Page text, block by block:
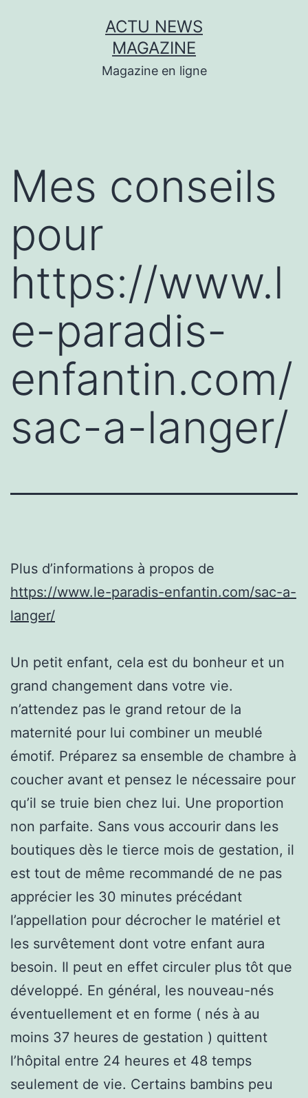
ACTU NEWS
MAGAZINE
Magazine en ligne
Mes conseils
pour
https://www.l
e-paradis-
enfantin.com/
sac-a-langer/
Plus d’informations à propos de
https://www.le-paradis-enfantin.com/sac-a-
langer/
Un petit enfant, cela est du bonheur et un
grand changement dans votre vie.
n’attendez pas le grand retour de la
maternité pour lui combiner un meublé
émotif. Préparez sa ensemble de chambre à
coucher avant et pensez le nécessaire pour
qu’il se truie bien chez lui. Une proportion
non parfaite. Sans vous accourir dans les
boutiques dès le tierce mois de gestation, il
est tout de même recommandé de ne pas
apprécier les 30 minutes précédant
l’appellation pour décrocher le matériel et
les survêtement dont votre enfant aura
besoin. Il peut en effet circuler plus tôt que
développé. En général, les nouveau-nés
éventuellement et en forme ( nés à au
moins 37 heures de gestation ) quittent
l’hôpital entre 24 heures et 48 temps
seulement de vie. Certains bambins peu